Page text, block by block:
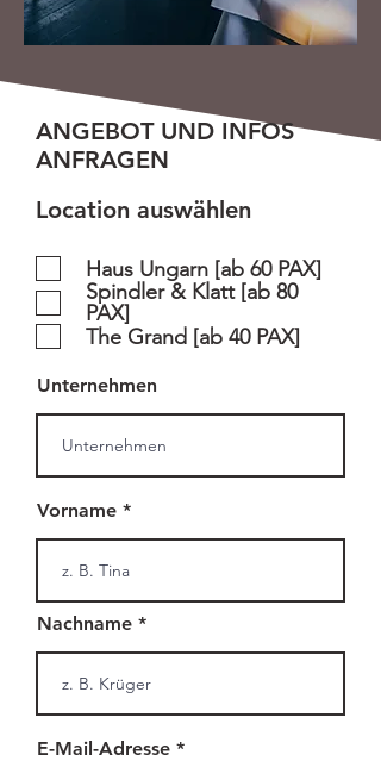
ANGEBOT UND INFOS
ANFRAGEN
Location auswählen
Haus Ungarn [ab 60 PAX]
Spindler & Klatt [ab 80
PAX]
The Grand [ab 40 PAX]
Unternehmen
Vorname
Nachname
E-Mail-Adresse